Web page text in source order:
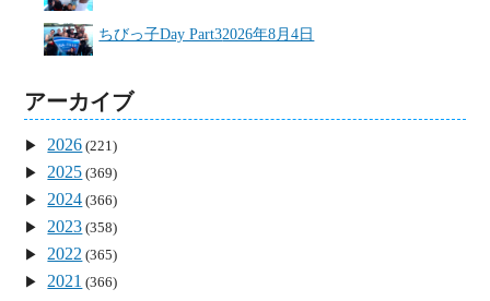
ちびっ子Day Part32026年8月4日
アーカイブ
2026 (221)
2025 (369)
2024 (366)
2023 (358)
2022 (365)
2021 (366)